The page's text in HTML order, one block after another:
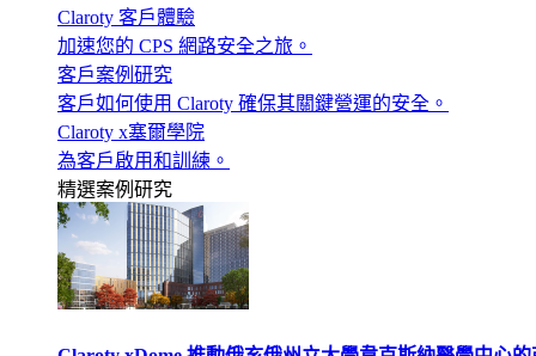
Claroty 客戶體驗
加速您的 CPS 網路安全之旅。
客戶案例研究
客戶如何使用 Claroty 確保其關鍵營運的安全。
Claroty x塞爾學院
為客戶啟用和訓練。
精選案例研究